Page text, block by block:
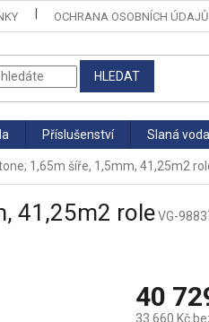
OCHRANA OSOBNÍCH ÚDAJŮ
HLEDAT
Příslušenství Slaná voda
1,65m šíře, 1,5mm, 41,25m2
41,25m2 roleVG-
40
33 660 Kč